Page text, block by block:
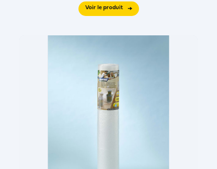
Voir le produit